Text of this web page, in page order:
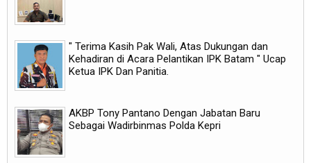
" Terima Kasih Pak Wali, Atas Dukungan dan
Kehadiran di Acara Pelantikan IPK Batam " Ucap
Ketua IPK Dan Panitia.
AKBP Tony Pantano Dengan Jabatan Baru
Sebagai Wadirbinmas Polda Kepri